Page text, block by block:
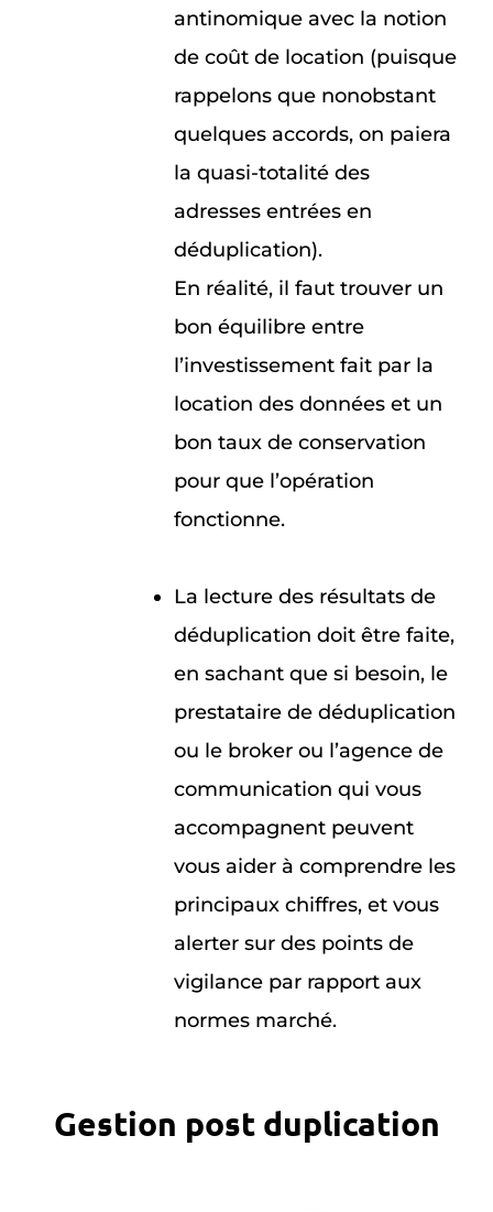
antinomique avec la notion
de coût de location (puisque
rappelons que nonobstant
quelques accords, on paiera
la quasi-totalité des
adresses entrées en
déduplication).
En réalité, il faut trouver un
bon équilibre entre
l’investissement fait par la
location des données et un
bon taux de conservation
pour que l’opération
fonctionne.
La lecture des résultats de
déduplication doit être faite,
en sachant que si besoin, le
prestataire de déduplication
ou le broker ou l’agence de
communication qui vous
accompagnent peuvent
vous aider à comprendre les
principaux chiffres, et vous
alerter sur des points de
vigilance par rapport aux
normes marché.
Gestion post duplication